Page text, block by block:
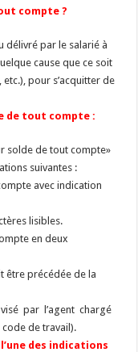
compte ?
délivré par le salarié à
cause que ce soit
pour s’acquitter de
de tout compte :
solde de tout compte»
suivantes :
avec indication
lisibles.
en deux
être précédée de la
par l’agent chargé
de travail).
des indications